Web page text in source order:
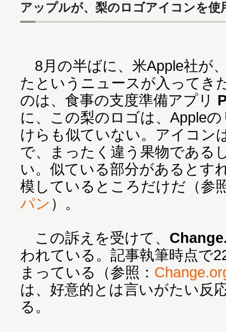
アップルが、梨のロゴアイコンを使
8月の半ばに、米Apple社が
たというニュースが入ってき
のは、食事の支度準備アプリ
に、この梨のロゴは、Apple
けらも似ていない。アイコン
で、まったく違う果物である
い。似ている部分があるとす
模しているところだけだ（参
パン ）。
この訴えを受けて、
われている。記事執筆時点で
まっている（参照：
は、好意的とは言いがたい反
る。